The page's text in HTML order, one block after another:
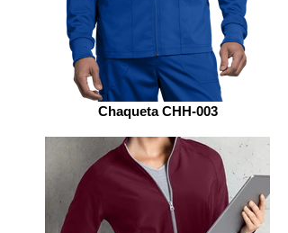
Chaqueta CHH-003